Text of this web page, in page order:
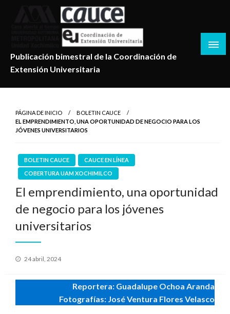
Publicación bimestral de la Coordinación de
Extensión Universitaria
PÁGINA DE INICIO
BOLETIN CAUCE
EL EMPRENDIMIENTO, UNA OPORTUNIDAD DE NEGOCIO PARA LOS
JÓVENES UNIVERSITARIOS
BOLETIN CAUCE
CAUCE EN LÍNEA
COBERTURA UAM XOCHIMILCO
El emprendimiento, una oportunidad
de negocio para los jóvenes
universitarios
Publicado
24 abril, 2024
Reportera: Guadalupe Ochoa Aranda
Fotografías: José Ventura Flores Velasco